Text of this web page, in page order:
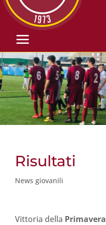
Risultati
News giovanili
Vittoria della Primavera